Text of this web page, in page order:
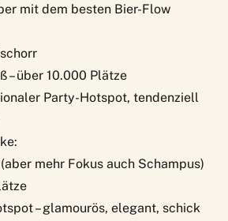
mit dem besten Bier-Flow
– über 10.000 Plätze
Party-Hotspot, tendenziell
mehr Fokus auch Schampus)
– glamourös, elegant, schick